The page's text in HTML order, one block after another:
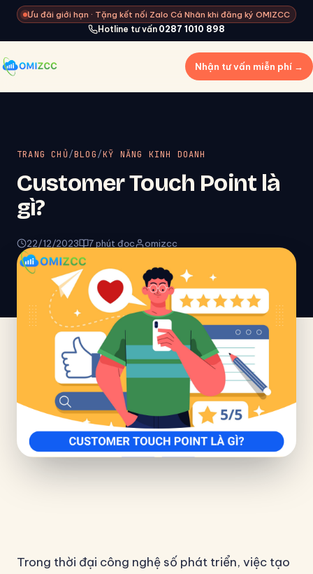
Ưu đãi giới hạn · Tặng kết nối Zalo Cá Nhân khi đăng ký OMIZCC
Hotline tư vấn 0287 1010 898
Nhận tư vấn miễn phí →
TRANG CHỦ/BLOG/KỸ NĂNG KINH DOANH
Customer Touch Point là
gì?
22/12/2023 7 phút đọc omizcc
Trong thời đại công nghệ số phát triển, việc tạo